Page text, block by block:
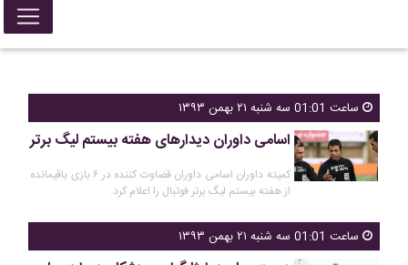
ساعت 01:01 سه شنبه ۲۱ بهمن ۱۳۹۳
اسامی داوران دیدارهای هفته بیستم لیگ برتر
کمیته داوران اسامی داوران قضاوت کننده در ۶ بازی باقیمانده
از هفته بیستم لیگ برتر فوتبال را اعلام کرد.
ساعت 01:01 سه شنبه ۲۱ بهمن ۱۳۹۳